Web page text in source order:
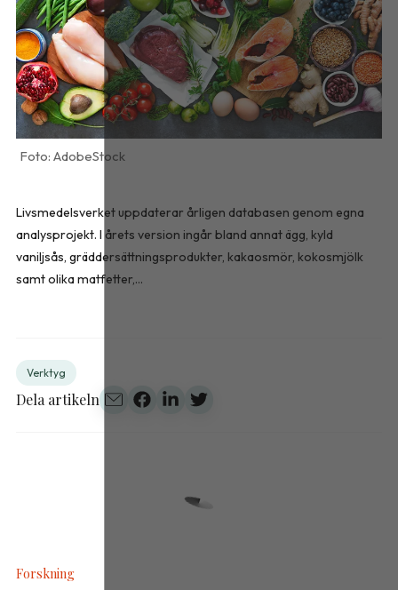
AdobeStock
Livsmedelsverket uppdaterar årligen databasen genom egna
analysprojekt. I årets version ingår bland annat ägg, kyld
vaniljsås, gräddersättningsprodukter, kakaosmör, kokosmjölk
samt olika matfetter,...
Verktyg
Dela artikeln
Forskning